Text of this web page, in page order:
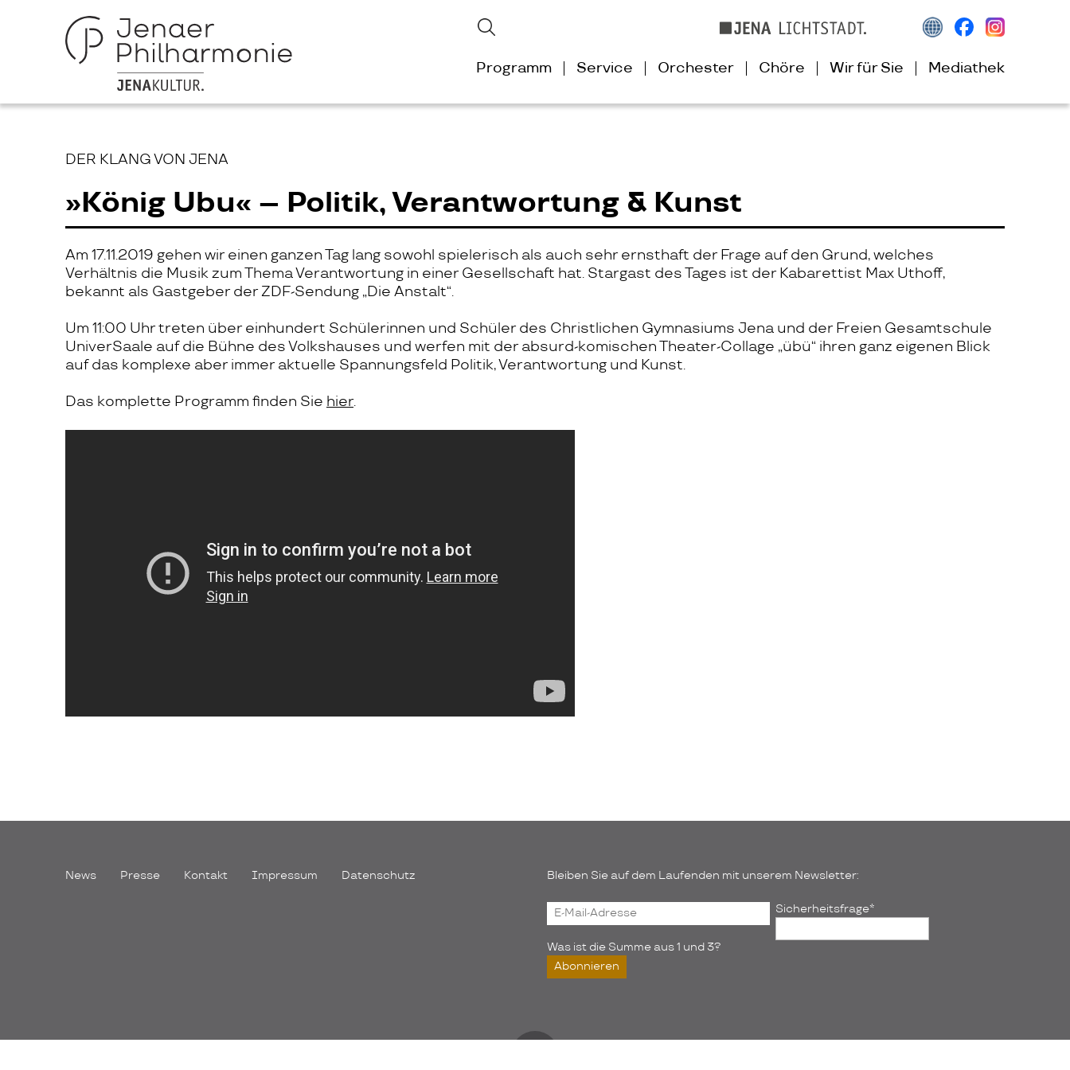
Suchbegriffe
Navigation
Programm Service Orchester Chöre Wir für Sie Mediathek
DER KLANG VON JENA
»König Ubu« – Politik, Verantwortung & Kunst
Am 17.11.2019 gehen wir einen ganzen Tag lang sowohl spielerisch als auch sehr ernsthaft der Frage auf den Grund, welches
Verhältnis die Musik zum Thema Verantwortung in einer Gesellschaft hat. Stargast des Tages ist der Kabarettist Max Uthoff,
bekannt als Gastgeber der ZDF-Sendung „Die Anstalt“.
Um 11:00 Uhr treten über einhundert Schülerinnen und Schüler des Christlichen Gymnasiums Jena und der Freien Gesamtschule
UniverSaale auf die Bühne des Volkshauses und werfen mit der absurd-komischen Theater-Collage „übü“ ihren ganz eigenen Blick
auf das komplexe aber immer aktuelle Spannungsfeld Politik, Verantwortung und Kunst.
Das komplette Programm finden Sie hier.
Navigation
News Presse Kontakt Impressum Datenschutz Bleiben Sie auf dem Laufenden mit unserem Newsletter:
E-
Mail-
Pflichtfeld
Sicherheitsfrage*
Was ist die Summe aus 1 und 3?
Abonnieren